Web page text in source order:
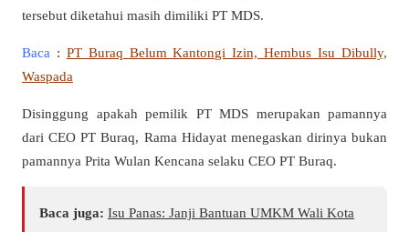
tersebut diketahui masih dimiliki PT MDS.
Baca : PT Buraq Belum Kantongi Izin, Hembus Isu Dibully,
Waspada
Disinggung apakah pemilik PT MDS merupakan pamannya
dari CEO PT Buraq, Rama Hidayat menegaskan dirinya bukan
pamannya Prita Wulan Kencana selaku CEO PT Buraq.
Baca juga: Isu Panas: Janji Bantuan UMKM Wali Kota